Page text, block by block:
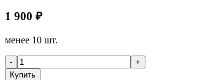
1 900 ₽
менее 10 шт.
-
+
Купить